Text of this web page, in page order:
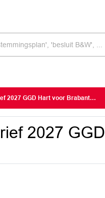
GGD Hart voor Brabant (concept)
2027 GGD